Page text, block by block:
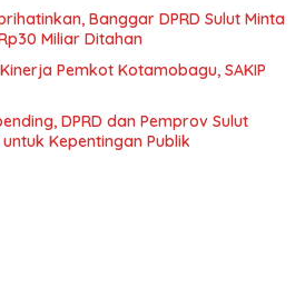
Banggar DPRD Sulut Minta
Miliar Ditahan
Pemkot Kotamobagu, SAKIP
DPRD dan Pemprov Sulut
Kepentingan Publik